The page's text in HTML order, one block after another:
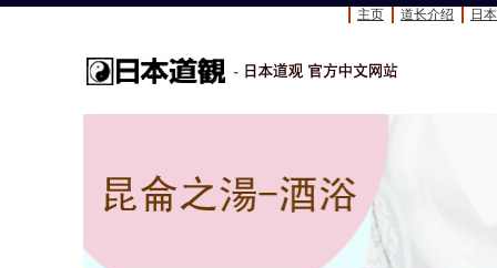
主页 道长介绍 日